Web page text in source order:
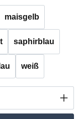
maisgelb
saphirblau
weiß